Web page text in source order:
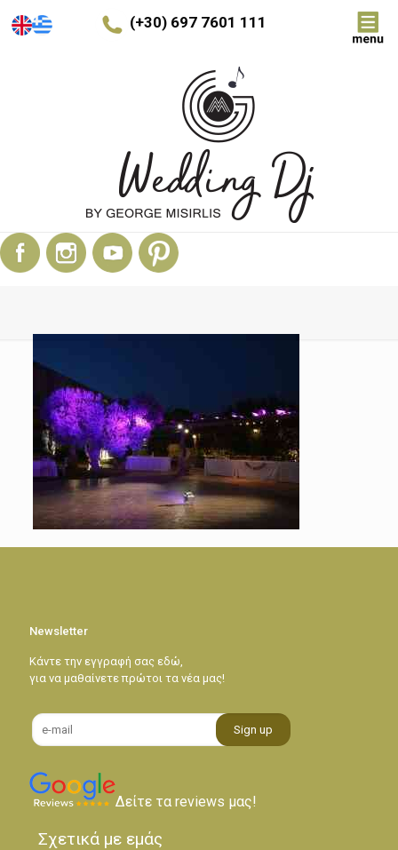
(+30) 697 7601 111
Newsletter
Κάντε την εγγραφή σας εδώ,
για να μαθαίνετε πρώτοι τα νέα μας!
Δείτε τα reviews μας!
Σχετικά με εμάς